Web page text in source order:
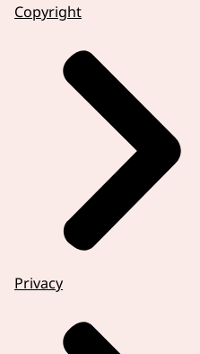
Copyright
Privacy